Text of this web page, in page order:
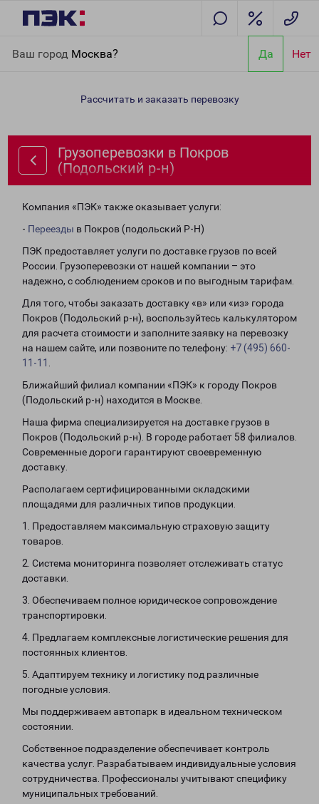
Ваш город Москва? Да Нет
р-н)
Рассчитать и заказать перевозку
Грузоперевозки в Покров
(Подольский р-н)
Компания «ПЭК» также оказывает услуги:
- Переезды в Покров (подольский Р-Н)
ПЭК предоставляет услуги по доставке грузов по всей
России. Грузоперевозки от нашей компании – это
надежно, с соблюдением сроков и по выгодным тарифам.
Для того, чтобы заказать доставку «в» или «из» города
Покров (Подольский р-н), воспользуйтесь калькулятором
для расчета стоимости и заполните заявку на перевозку
на нашем сайте, или позвоните по телефону: +7 (495) 660-
11-11
Ближайший филиал компании «ПЭК» к городу Покров
(Подольский р-н) находится в Москве.
Наша фирма специализируется на доставке грузов в
Покров (Подольский р-н). В городе работает 58 филиалов.
Современные дороги гарантируют своевременную
доставку.
Располагаем сертифицированными складскими
площадями для различных типов продукции.
1. Предоставляем максимальную страховую защиту
товаров.
2. Система мониторинга позволяет отслеживать статус
доставки.
3. Обеспечиваем полное юридическое сопровождение
транспортировки.
4. Предлагаем комплексные логистические решения для
постоянных клиентов.
5. Адаптируем технику и логистику под различные
погодные условия.
Мы поддерживаем автопарк в идеальном техническом
состоянии.
Собственное подразделение обеспечивает контроль
качества услуг. Разрабатываем индивидуальные условия
сотрудничества. Профессионалы учитывают специфику
муниципальных требований.